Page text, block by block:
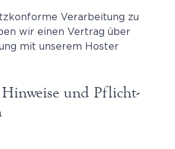
Verarbeitung zu
wir einen Vertrag über
mit unserem Hoster
Hinweise und Pflicht­